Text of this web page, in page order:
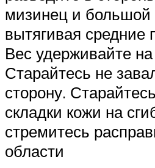
мизинец и большой
вытягивая средние
Вес удерживайте на
Старайтесь не
сторону.
складки кожи на
стремитесь
области